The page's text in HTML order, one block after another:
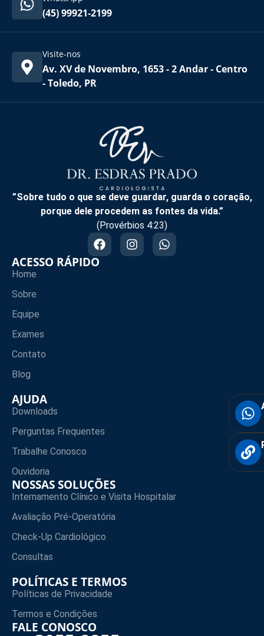
(45) 99921-2199
Visite-nos
Av. XV de Novembro, 1653 - 2 Andar - Centro
- Toledo, PR
”Sobre tudo o que se deve guardar, guarda o coração,
porque dele procedem as fontes da vida.”
(Provérbios 4:23)
ACESSO RÁPIDO
Home
Sobre
Equipe
Exames
Contato
Blog
AJUDA
Downloads
Perguntas Frequentes
Trabalhe Conosco
Ouvidoria
NOSSAS SOLUÇÕES
Internamento Clínico e Visita Hospitalar
Avaliação Pré-Operatória
Check-Up Cardiológico
Consultas
POLÍTICAS E TERMOS
Políticas de Privacidade
Termos e Condições
FALE CONOSCO